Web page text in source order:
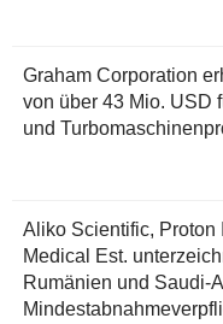
Graham Corporation
von über 43 Mio. USD
und
Aliko Scientific, Proton
Medical Est.
Rumänien und Saudi-